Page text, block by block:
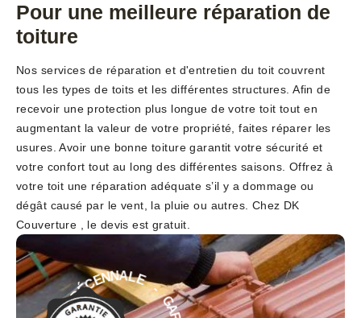
Pour une meilleure réparation de
toiture
Nos services de réparation et d'entretien du toit couvrent
tous les types de toits et les différentes structures. Afin de
recevoir une protection plus longue de votre toit tout en
augmentant la valeur de votre propriété, faites réparer les
usures. Avoir une bonne toiture garantit votre sécurité et
votre confort tout au long des différentes saisons. Offrez à
votre toit une réparation adéquate s’il y a dommage ou
dégât causé par le vent, la pluie ou autres. Chez DK
Couverture , le devis est gratuit.
C
E
N
NALE - GAR
A
N
T